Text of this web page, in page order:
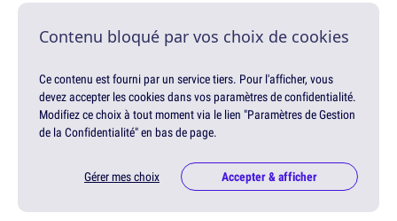
Contenu bloqué par vos choix de cookies
Ce contenu est fourni par un service tiers. Pour l'afficher, vous
devez accepter les cookies dans vos paramètres de confidentialité.
Modifiez ce choix à tout moment via le lien "Paramètres de Gestion
de la Confidentialité" en bas de page.
Gérer mes choix Accepter & afficher